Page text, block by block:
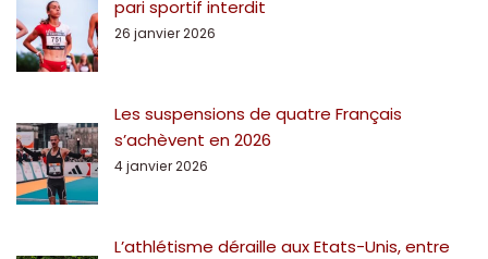
pari sportif interdit
26 janvier 2026
Les suspensions de quatre Français
s’achèvent en 2026
4 janvier 2026
L’athlétisme déraille aux Etats-Unis, entre